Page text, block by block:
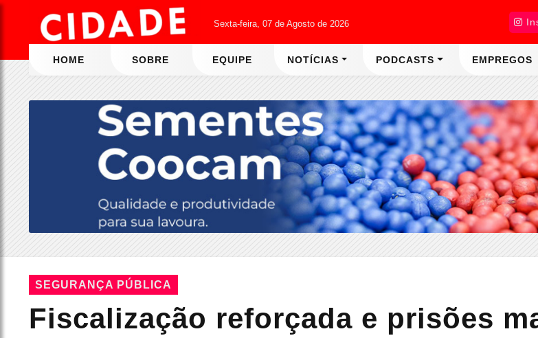
Sexta-feira, 07 de Agosto de 2026
HOME SOBRE EQUIPE NOTÍCIAS PODCASTS EMPREGOS
SEGURANÇA PÚBLICA
Fiscalização reforçada e prisões